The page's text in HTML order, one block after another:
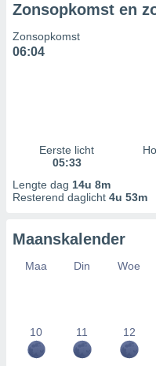
Zonsopkomst en
Zonsopkomst
06:04
Eerste licht
05:33
Lengte dag 14u 8m
Resterend daglicht 4u 53m
Maanskalender
Maa Din Woe
10 11 12